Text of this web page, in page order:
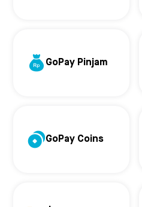
GoPay Pinjam
GoPay Coins